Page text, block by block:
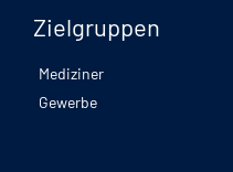
Zielgruppen
Mediziner
Gewerbe